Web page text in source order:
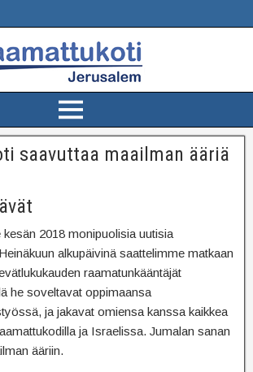
saavuttaa maailman ääriä
2018 monipuolisia uutisia
alkupäivinä saattelimme matkaan
raamatunkääntäjät
he soveltavat oppimaansa
ja jakavat omiensa kanssa kaikkea
ja Israelissa. Jumalan sanan
ääriin.